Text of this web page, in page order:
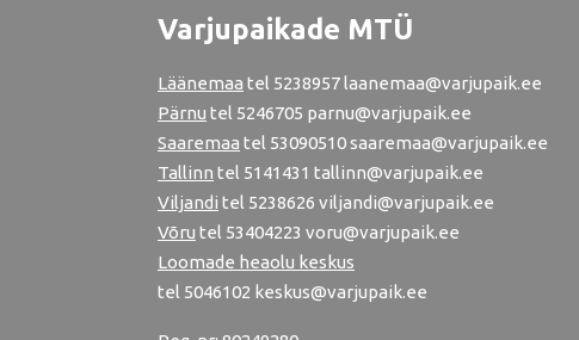
Varjupaikade MTÜ
Läänemaa tel 5238957 laanemaa@varjupaik.ee
Pärnu tel 5246705 parnu@varjupaik.ee
Saaremaa tel 53090510 saaremaa@varjupaik.ee
Tallinn tel 5141431 tallinn@varjupaik.ee
Viljandi tel 5238626 viljandi@varjupaik.ee
Võru tel 53404223 voru@varjupaik.ee
Loomade heaolu keskus
tel 5046102 keskus@varjupaik.ee